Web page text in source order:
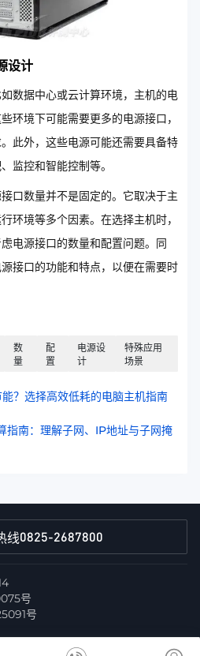
设计
数据中心或云计算环境，主机的电
环境下可能需要更多的电源接口，
此外，这些电源可能还需要具备特
监控和智能控制等。
口数量并不是固定的。它取决于主
环境等多个因素。在选择主机时，
电源接口的数量和配置问题。同
接口的功能和特点，以便在需要时
数
量
配
置
电源设
计
特殊应用
场景
？选择高效低耗的电脑主机指南
指南：理解子网、IP地址与子网掩
线0825-2687800
号
号